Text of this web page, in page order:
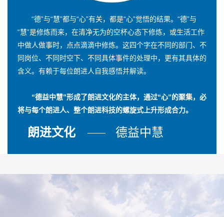
“德”与“慧”都与“心”有关，都是“心”觉悟的结果。“德”与
“慧”是修炼而来，在清净无为的空杯心态下修炼，或生活工作
中做人做事时，点点滴滴中修炼。这四个字在不同的部门、不
同岗位、不同时空下、不同具体事件的处理中，更有其具体的
含义。有赖于每位朗进人自我感悟并解读。
“德益中慧”形成了朗进文化的主体，通过“心”的聚集，必
将与每个朗进人、整个朗进科技的螺旋式上升形成合力。
朗进文化 德益中慧